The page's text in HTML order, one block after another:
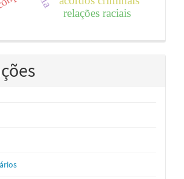
relações raciais